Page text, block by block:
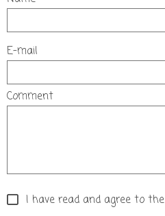
E-mail
Comment
I have read and agree to the